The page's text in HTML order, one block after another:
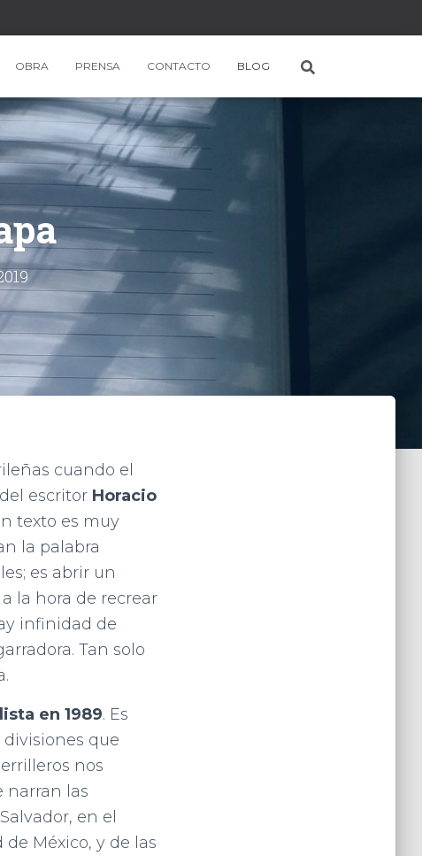
OBRA PRENSA CONTACTO BLOG
cuando el
escritor Horacio
texto es muy
la palabra
es abrir un
la hora de recrear
infinidad de
Tan solo
en 1989. Es
que
nos
narran las
en el
de México, y de las